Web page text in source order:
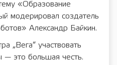
«Образование
модерировал создатель
Александр Байкин.
„Вега“ участвовать
— это большая честь.